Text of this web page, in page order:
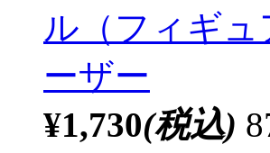
ル（フィギ
ーザー
¥1,730(税込)